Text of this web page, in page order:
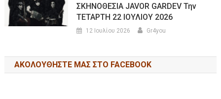
ΣΚΗΝΟΘΕΣΙΑ JAVOR GARDEV Την
ΤΕΤΑΡΤΗ 22 ΙΟΥΛΙΟΥ 2026
12 Ιουλίου 2026 Gr4you
ΑΚΟΛΟΥΘΉΣΤΕ ΜΑΣ ΣΤΟ FACEBOOK